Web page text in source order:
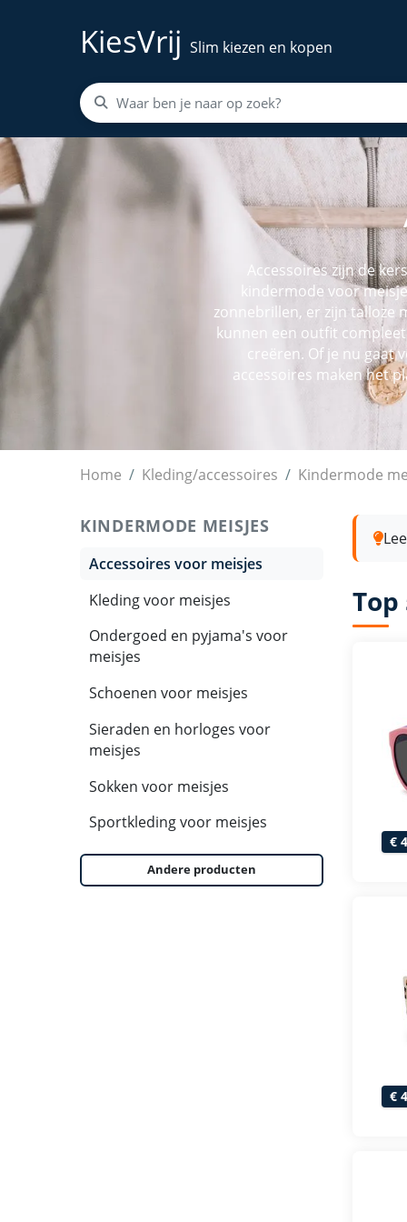
KiesVrij Slim kiezen en kopen
Accessoires zijn de
kindermode voor
zonnebrillen, er zijn talloze
kunnen een outfit
creëren. Of je nu gaat
accessoires maken het
Home Kleding/accessoires Kindermode
Accessoires voor meisjes
KINDERMODE MEISJES
Accessoires voor meisjes
Kleding voor meisjes
Ondergoed en pyjama's voor
meisjes
Schoenen voor meisjes
Sieraden en horloges voor
meisjes
Sokken voor meisjes
Sportkleding voor meisjes
Andere producten
€
€